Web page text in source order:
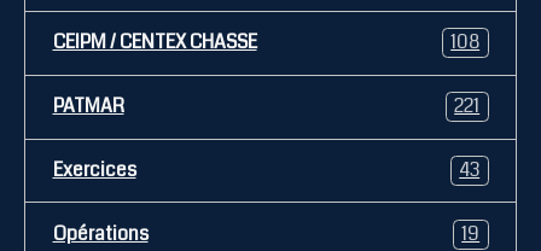
CEIPM / CENTEX CHASSE 108
PATMAR 221
Exercices 43
Opérations 19